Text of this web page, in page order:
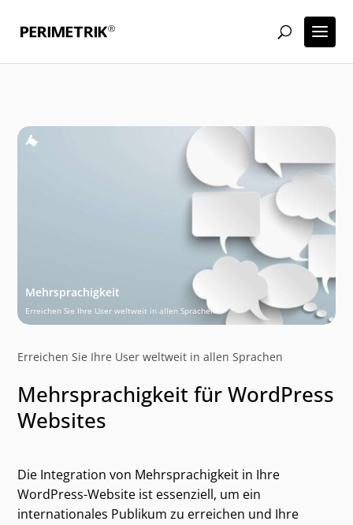
Mehrsprachigkeit
Erreichen Sie Ihre User weltweit in allen Sprachen
Erreichen Sie Ihre User weltweit in allen Sprachen
Mehrsprachigkeit für WordPress
Websites
Die Integration von Mehrsprachigkeit in Ihre
WordPress-Website ist essenziell, um ein
internationales Publikum zu erreichen und Ihre